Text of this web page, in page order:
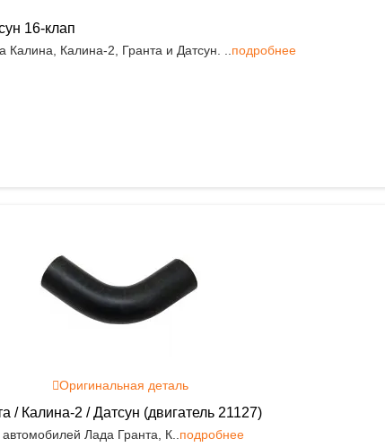
16-клап
Калина, Калина-2, Гранта и Датсун. ..подробнее
Оригинальная деталь
Калина-2 / Датсун (двигатель 21127)
Лада Гранта, К..подробнее